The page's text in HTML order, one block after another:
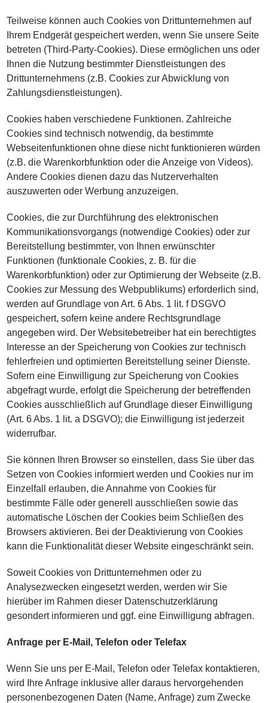
Teilweise können auch Cookies von Drittunternehmen auf
Ihrem Endgerät gespeichert werden, wenn Sie unsere Seite
betreten (Third-Party-Cookies). Diese ermöglichen uns oder
Ihnen die Nutzung bestimmter Dienstleistungen des
Drittunternehmens (z.B. Cookies zur Abwicklung von
Zahlungsdienstleistungen).
Cookies haben verschiedene Funktionen. Zahlreiche
Cookies sind technisch notwendig, da bestimmte
Webseitenfunktionen ohne diese nicht funktionieren würden
(z.B. die Warenkorbfunktion oder die Anzeige von Videos).
Andere Cookies dienen dazu das Nutzerverhalten
auszuwerten oder Werbung anzuzeigen.
Cookies, die zur Durchführung des elektronischen
Kommunikationsvorgangs (notwendige Cookies) oder zur
Bereitstellung bestimmter, von Ihnen erwünschter
Funktionen (funktionale Cookies, z. B. für die
Warenkorbfunktion) oder zur Optimierung der Webseite (z.B.
Cookies zur Messung des Webpublikums) erforderlich sind,
werden auf Grundlage von Art. 6 Abs. 1 lit. f DSGVO
gespeichert, sofern keine andere Rechtsgrundlage
angegeben wird. Der Websitebetreiber hat ein berechtigtes
Interesse an der Speicherung von Cookies zur technisch
fehlerfreien und optimierten Bereitstellung seiner Dienste.
Sofern eine Einwilligung zur Speicherung von Cookies
abgefragt wurde, erfolgt die Speicherung der betreffenden
Cookies ausschließlich auf Grundlage dieser Einwilligung
(Art. 6 Abs. 1 lit. a DSGVO); die Einwilligung ist jederzeit
widerrufbar.
Sie können Ihren Browser so einstellen, dass Sie über das
Setzen von Cookies informiert werden und Cookies nur im
Einzelfall erlauben, die Annahme von Cookies für
bestimmte Fälle oder generell ausschließen sowie das
automatische Löschen der Cookies beim Schließen des
Browsers aktivieren. Bei der Deaktivierung von Cookies
kann die Funktionalität dieser Website eingeschränkt sein.
Soweit Cookies von Drittunternehmen oder zu
Analysezwecken eingesetzt werden, werden wir Sie
hierüber im Rahmen dieser Datenschutzerklärung
gesondert informieren und ggf. eine Einwilligung abfragen.
Anfrage per E-Mail, Telefon oder Telefax
Wenn Sie uns per E-Mail, Telefon oder Telefax kontaktieren,
wird Ihre Anfrage inklusive aller daraus hervorgehenden
personenbezogenen Daten (Name, Anfrage) zum Zwecke